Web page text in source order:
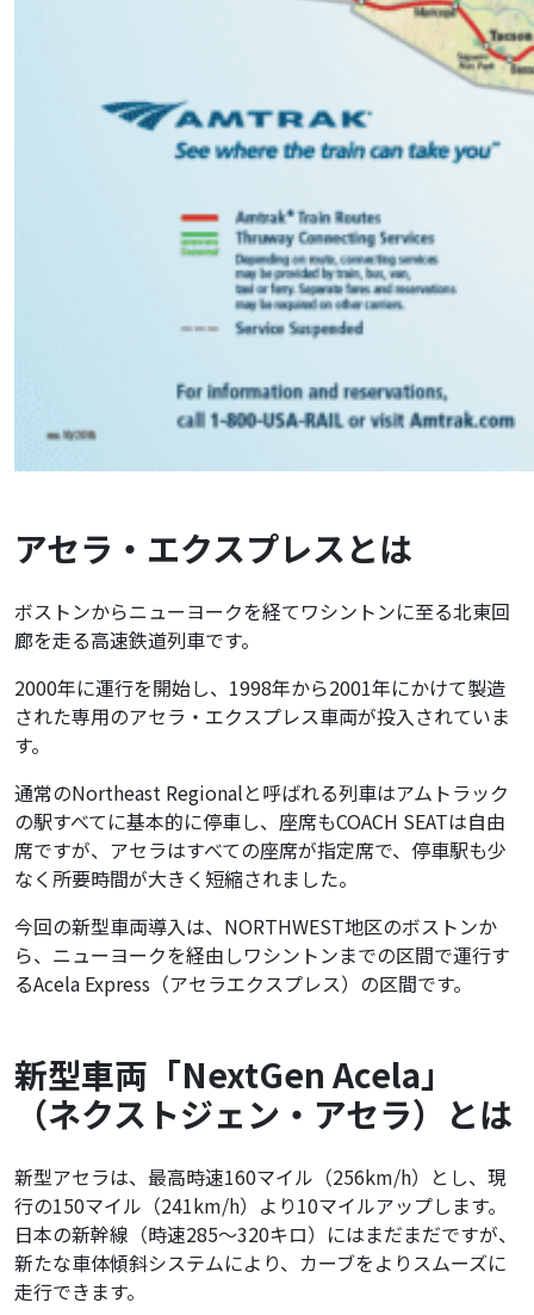
アセラ・エクスプレスとは
ボストンからニューヨークを経てワシントンに至る北東回
廊を走る高速鉄道列車です。
2000年に運行を開始し、1998年から2001年にかけて製造
された専用のアセラ・エクスプレス車両が投入されていま
す。
通常のNortheast Regionalと呼ばれる列車はアムトラック
の駅すべてに基本的に停車し、座席もCOACH SEATは自由
席ですが、アセラはすべての座席が指定席で、停車駅も少
なく所要時間が大きく短縮されました。
今回の新型車両導入は、NORTHWEST地区のボストンか
ら、ニューヨークを経由しワシントンまでの区間で運行す
るAcela Express（アセラエクスプレス）の区間です。
新型車両「NextGen Acela」
（ネクストジェン・アセラ）とは
新型アセラは、最高時速160マイル（256km/h）とし、現
行の150マイル（241km/h）より10マイルアップします。
日本の新幹線（時速285〜320キロ）にはまだまだですが、
新たな車体傾斜システムにより、カーブをよりスムーズに
走行できます。